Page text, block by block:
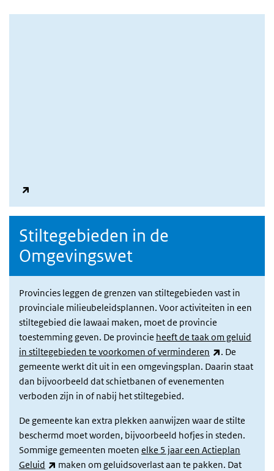
Stiltegebieden in de
Omgevingswet
Provincies leggen de grenzen van stiltegebieden vast in
provinciale milieubeleidsplannen. Voor activiteiten in een
stiltegebied die lawaai maken, moet de provincie
toestemming geven. De provincie heeft de taak om geluid
in stiltegebieden te voorkomen of verminderen
(externe
. De
gemeente werkt dit uit in een omgevingsplan. Daarin staat
dan bijvoorbeeld dat schietbanen of evenementen
verboden zijn in of nabij het stiltegebied.
De gemeente kan extra plekken aanwijzen waar de stilte
beschermd moet worden, bijvoorbeeld hofjes in steden.
Sommige gemeenten moeten elke 5 jaar een Actieplan
Geluid
(externe link)
maken om geluidsoverlast aan te pakken. Dat